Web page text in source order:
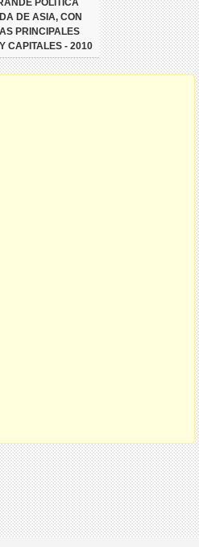
POLÍTICA
DE ASIA, CON
PRINCIPALES
CAPITALES - 2010